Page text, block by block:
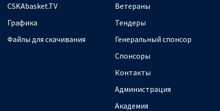
CSKAbasket.TV
Графика
Файлы для скачивания
Ветераны
Тендеры
Генеральный спонсор
Спонсоры
Контакты
Администрация
Академия